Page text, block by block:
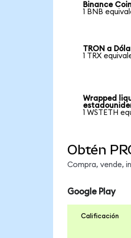
Binance
1 BNB
TRON a
1 TRX
Wrapped
1 WSTETH
Obtén
Compra, vende,
Google Play
Calificación